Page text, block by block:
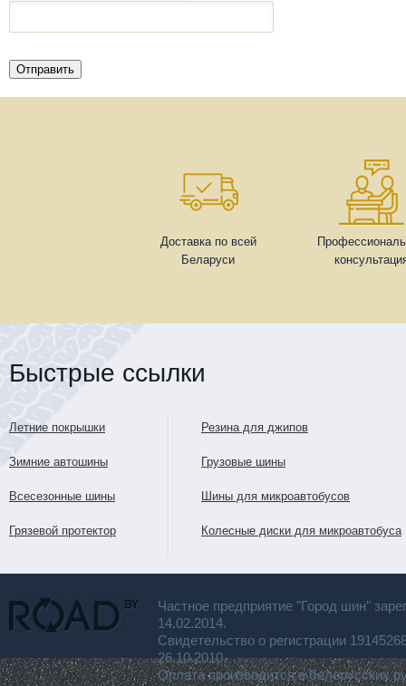
Доставка по всей
Беларуси
Быстрые ссылки
Летние покрышки
Зимние автошины
Всесезонные шины
Грязевой протектор
Резина для джипов
Грузовые шины
Шины для микроавтобусов
Колесные диски для микроавтобуса
Частное предприятие "Город шин"
14.02.2014.
Свидетельство о регистрации
26.10.2010.
Оплата производится в белорусских